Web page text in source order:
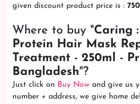
given discount product price is : 750
Where to buy "Caring
Protein Hair Mask
Treatment - 250ml -
Bangladesh"?
Just click on Buy Now and give us
number + address, we give home